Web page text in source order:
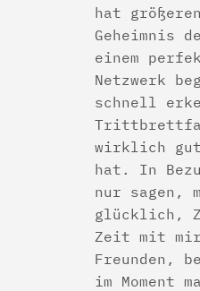
hat
Geheimnis
einem
Netzwerk
schnell
wirklich
hat. In
nur sagen,
glücklich,
Zeit mit
Freunden,
im Moment